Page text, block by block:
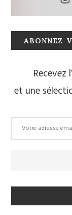
ABONNEZ-
Recevez
et une